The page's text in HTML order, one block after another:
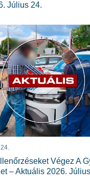
Július 24.
Végez A
– Aktuális 2026.